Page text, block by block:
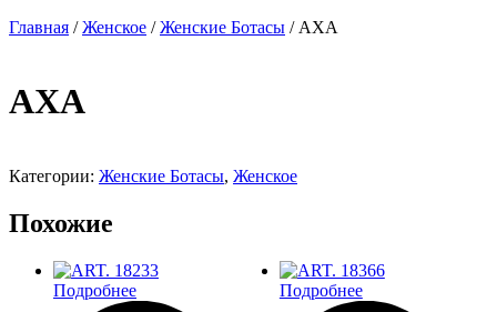
Главная /Женское /Женские Ботасы / AXA
AXA
в
Категории: Женские Ботасы, Женское
Похожие
Подробнее Подробнее